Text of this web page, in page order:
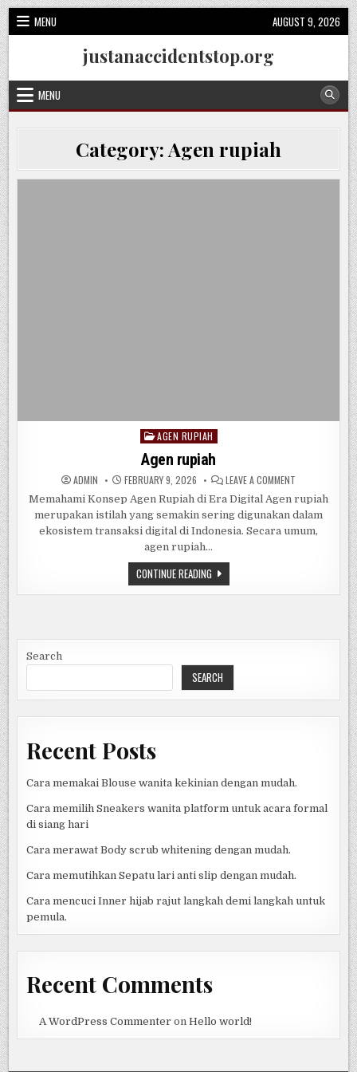
Skip
to
content
MENU AUGUST 9, 2026
justanaccidentstop.org
MENU
Category:Agen rupiah
Posted
in
AGEN RUPIAH
Agen rupiah
ADMIN FEBRUARY 9, 2026 LEAVE A COMMENT
RUPIAH
Memahami Konsep Agen Rupiah di Era Digital Agen rupiah
merupakan istilah yang semakin sering digunakan dalam
ekosistem transaksi digital di Indonesia. Secara umum,
agen rupiah…
CONTINUE READINGAGEN
RUPIAH
Search
SEARCH
Recent Posts
Cara memakai Blouse wanita kekinian dengan mudah.
Cara memilih Sneakers wanita platform untuk acara formal
di siang hari
Cara merawat Body scrub whitening dengan mudah.
Cara memutihkan Sepatu lari anti slip dengan mudah.
Cara mencuci Inner hijab rajut langkah demi langkah untuk
pemula.
Recent Comments
A WordPress Commenter on Hello world!